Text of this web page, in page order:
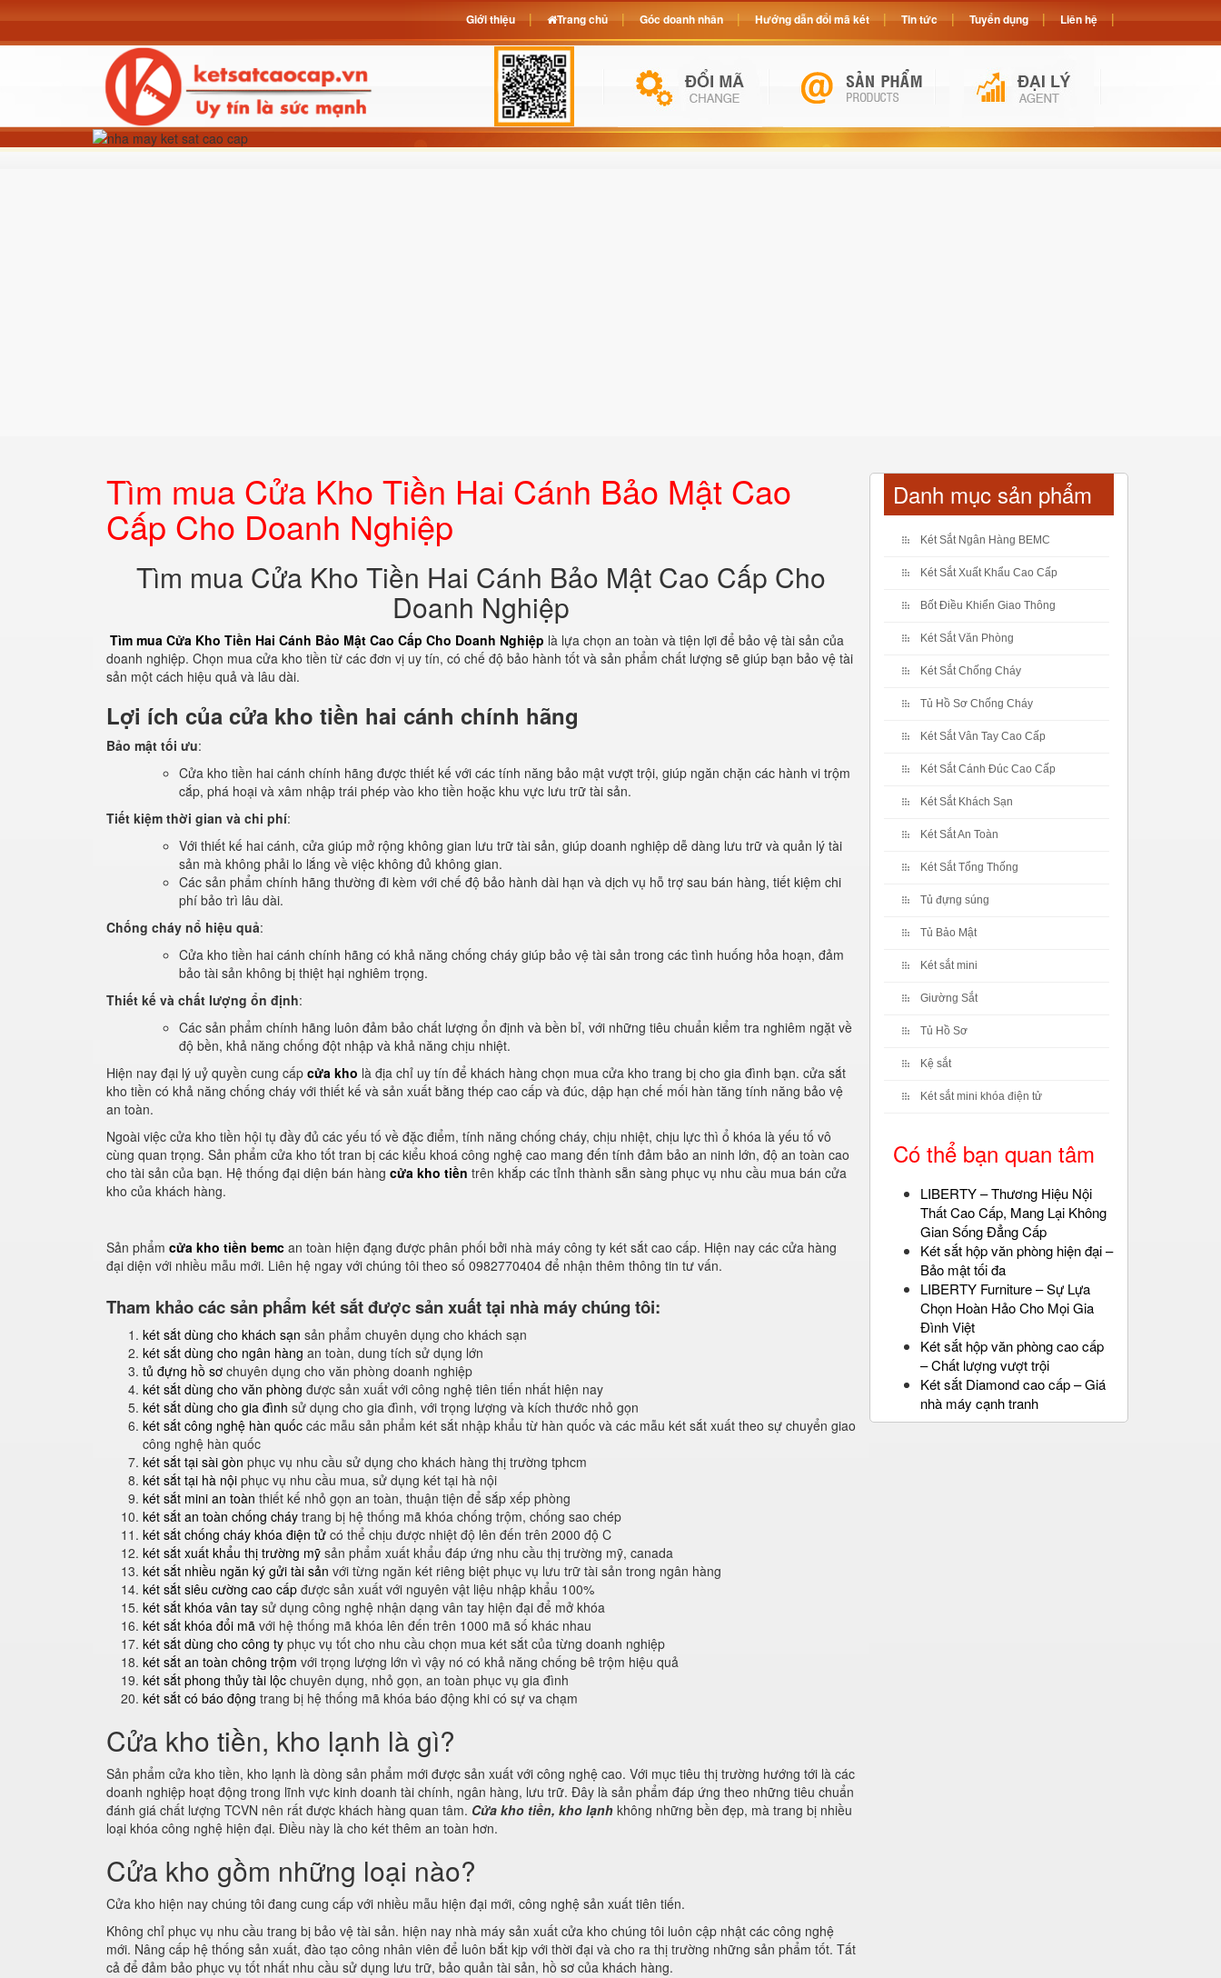
Tìm mua Cửa Kho Tiền Hai Cánh Bảo Mật Cao
Cấp Cho Doanh Nghiệp
Tìm mua Cửa Kho Tiền Hai Cánh Bảo Mật Cao Cấp Cho
Doanh Nghiệp
Tìm mua Cửa Kho Tiền Hai Cánh Bảo Mật Cao Cấp Cho Doanh Nghiệp là lựa chọn an toàn và tiện lợi để bảo vệ tài sản của
doanh nghiệp. Chọn mua cửa kho tiền từ các đơn vị uy tín, có chế độ bảo hành tốt và sản phẩm chất lượng sẽ giúp bạn bảo vệ tài
sản một cách hiệu quả và lâu dài.
Lợi ích của cửa kho tiền hai cánh chính hãng
Bảo mật tối ưu:
Cửa kho tiền hai cánh chính hãng được thiết kế với các tính năng bảo mật vượt trội, giúp ngăn chặn các hành vi trộm
cắp, phá hoại và xâm nhập trái phép vào kho tiền hoặc khu vực lưu trữ tài sản.
Tiết kiệm thời gian và chi phí:
Với thiết kế hai cánh, cửa giúp mở rộng không gian lưu trữ tài sản, giúp doanh nghiệp dễ dàng lưu trữ và quản lý tài
sản mà không phải lo lắng về việc không đủ không gian.
Các sản phẩm chính hãng thường đi kèm với chế độ bảo hành dài hạn và dịch vụ hỗ trợ sau bán hàng, tiết kiệm chi
phí bảo trì lâu dài.
Chống cháy nổ hiệu quả:
Cửa kho tiền hai cánh chính hãng có khả năng chống cháy giúp bảo vệ tài sản trong các tình huống hỏa hoạn, đảm
bảo tài sản không bị thiệt hại nghiêm trọng.
Thiết kế và chất lượng ổn định:
Các sản phẩm chính hãng luôn đảm bảo chất lượng ổn định và bền bỉ, với những tiêu chuẩn kiểm tra nghiêm ngặt về
độ bền, khả năng chống đột nhập và khả năng chịu nhiệt.
Hiện nay đại lý uỷ quyền cung cấp cửa kho là địa chỉ uy tín để khách hàng chọn mua cửa kho trang bị cho gia đình bạn. cửa sắt
kho tiền có khả năng chống cháy với thiết kế và sản xuất bằng thép cao cấp và đúc, dập hạn chế mối hàn tăng tính năng bảo vệ
an toàn.
Ngoài việc cửa kho tiền hội tụ đầy đủ các yếu tố về đặc điểm, tính năng chống cháy, chịu nhiệt, chịu lực thì ổ khóa là yếu tố vô
cùng quan trọng. Sản phẩm cửa kho tốt tran bị các kiểu khoá công nghệ cao mang đến tính đảm bảo an ninh lớn, độ an toàn cao
cho tài sản của bạn. Hệ thống đại diện bán hàng cửa kho tiền trên khắp các tỉnh thành sẵn sàng phục vụ nhu cầu mua bán cửa
kho của khách hàng.
Sản phẩm cửa kho tiền bemc an toàn hiện đạng được phân phối bởi nhà máy công ty két sắt cao cấp. Hiện nay các cửa hàng
đại diện với nhiều mẫu mới. Liên hệ ngay với chúng tôi theo số 0982770404 để nhận thêm thông tin tư vấn.
Tham khảo các sản phẩm két sắt được sản xuất tại nhà máy chúng tôi:
két sắt dùng cho khách sạn sản phẩm chuyên dụng cho khách sạn
két sắt dùng cho ngân hàng an toàn, dung tích sử dụng lớn
tủ đựng hồ sơ chuyên dụng cho văn phòng doanh nghiệp
két sắt dùng cho văn phòng được sản xuất với công nghệ tiên tiến nhất hiện nay
két sắt dùng cho gia đình sử dụng cho gia đình, với trọng lượng và kích thước nhỏ gọn
két sắt công nghệ hàn quốc các mẫu sản phẩm két sắt nhập khẩu từ hàn quốc và các mẫu két sắt xuất theo sự chuyển giao
công nghệ hàn quốc
két sắt tại sài gòn phục vụ nhu cầu sử dụng cho khách hàng thị trường tphcm
két sắt tại hà nội phục vụ nhu cầu mua, sử dụng két tại hà nội
két sắt mini an toàn thiết kế nhỏ gọn an toàn, thuận tiện để sắp xếp phòng
két sắt an toàn chống cháy trang bị hệ thống mã khóa chống trộm, chống sao chép
két sắt chống cháy khóa điện tử có thể chịu được nhiệt độ lên đến trên 2000 độ C
két sắt xuất khẩu thị trường mỹ sản phẩm xuất khẩu đáp ứng nhu cầu thị trường mỹ, canada
két sắt nhiều ngăn ký gửi tài sản với từng ngăn két riêng biệt phục vụ lưu trữ tài sản trong ngân hàng
két sắt siêu cường cao cấp được sản xuất với nguyên vật liệu nhập khẩu 100%
két sắt khóa vân tay sử dụng công nghệ nhận dạng vân tay hiện đại để mở khóa
két sắt khóa đổi mã với hệ thống mã khóa lên đến trên 1000 mã số khác nhau
két sắt dùng cho công ty phục vụ tốt cho nhu cầu chọn mua két sắt của từng doanh nghiệp
két sắt an toàn chông trộm với trọng lượng lớn vì vậy nó có khả năng chống bê trộm hiệu quả
két sắt phong thủy tài lộc chuyên dụng, nhỏ gọn, an toàn phục vụ gia đình
két sắt có báo động trang bị hệ thống mã khóa báo động khi có sự va chạm
Cửa kho tiền, kho lạnh là gì?
Sản phẩm cửa kho tiền, kho lạnh là dòng sản phẩm mới được sản xuất với công nghệ cao. Với mục tiêu thị trường hướng tới là các
doanh nghiệp hoạt động trong lĩnh vực kinh doanh tài chính, ngân hàng, lưu trữ. Đây là sản phẩm đáp ứng theo những tiêu chuẩn
đánh giá chất lượng TCVN nên rất được khách hàng quan tâm. Cửa kho tiền, kho lạnh không những bền đẹp, mà trang bị nhiều
loại khóa công nghệ hiện đại. Điều này là cho két thêm an toàn hơn.
Cửa kho gồm những loại nào?
Cửa kho hiện nay chúng tôi đang cung cấp với nhiều mẫu hiện đại mới, công nghệ sản xuất tiên tiến.
Không chỉ phục vụ nhu cầu trang bị bảo vệ tài sản. hiện nay nhà máy sản xuất cửa kho chúng tôi luôn cập nhật các công nghệ
mới. Nâng cấp hệ thống sản xuất, đào tạo công nhân viên để luôn bắt kịp với thời đại và cho ra thị trường những sản phẩm tốt. Tất
cả để đảm bảo phục vụ tốt nhất nhu cầu sử dụng lưu trữ, bảo quản tài sản, hồ sơ của khách hàng.
Danh mục sản phẩm
Két Sắt Ngân Hàng BEMC
Két Sắt Xuất Khẩu Cao Cấp
Bốt Điều Khiển Giao Thông
Két Sắt Văn Phòng
Két Sắt Chống Cháy
Tủ Hồ Sơ Chống Cháy
Két Sắt Vân Tay Cao Cấp
Két Sắt Cánh Đúc Cao Cấp
Két Sắt Khách Sạn
Két Sắt An Toàn
Két Sắt Tổng Thống
Tủ đựng súng
Tủ Bảo Mật
Két sắt mini
Giường Sắt
Tủ Hồ Sơ
Kệ sắt
Két sắt mini khóa điện tử
Có thể bạn quan tâm
LIBERTY – Thương Hiệu Nội
Thất Cao Cấp, Mang Lại Không
Gian Sống Đẳng Cấp
Két sắt hộp văn phòng hiện đại –
Bảo mật tối đa
LIBERTY Furniture – Sự Lựa
Chọn Hoàn Hảo Cho Mọi Gia
Đình Việt
Két sắt hộp văn phòng cao cấp
– Chất lượng vượt trội
Két sắt Diamond cao cấp – Giá
nhà máy cạnh tranh
Giới thiệu Trang chủ Góc doanh nhân Hướng dẫn đổi mã két Tin tức Tuyển dụng Liên hệ